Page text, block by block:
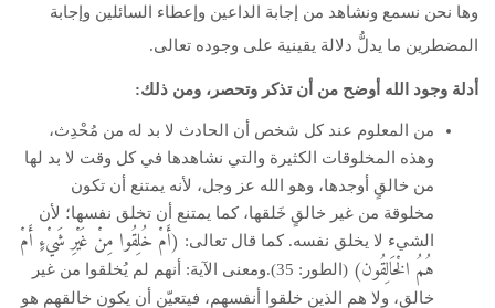
وها نحن نسمع ونشاهد من إجابة الداعين وإعطاء السائلين وإجابة
المضطرين ما يدلُّ دلالة يقينية على وجوده تعالى.
أدلة وجود الله أوضح من أن تذكر وتحصر، ومن ذلك:
من المعلوم عند كل شخص أن الحادث لا بد له من مُحْدِث،
وهذه المخلوقات الكثيرة والتي نشاهدها في كل وقت لا بد لها
من خالقٍ أوجدها، وهو الله عز وجل، لأنه يمتنع أن تكون
مخلوقة من غير خالقٍ خَلقها، كما يمتنع أن تخلق نفسها؛ لأن
الشيء لا يخلق نفسه. كما قال تعالى: (أَمْ خُلِقُوا مِنْ غَيْرِ شَيْءٍ أَمْ
هُمُ الْخَالِقُون)
(الطور: 35).ومعنى الآية: أنهم لم يُخلقوا من غير
خالق، ولا هم الذين خلقوا أنفسهم، فيتعيّن أن يكون خالقهم هو